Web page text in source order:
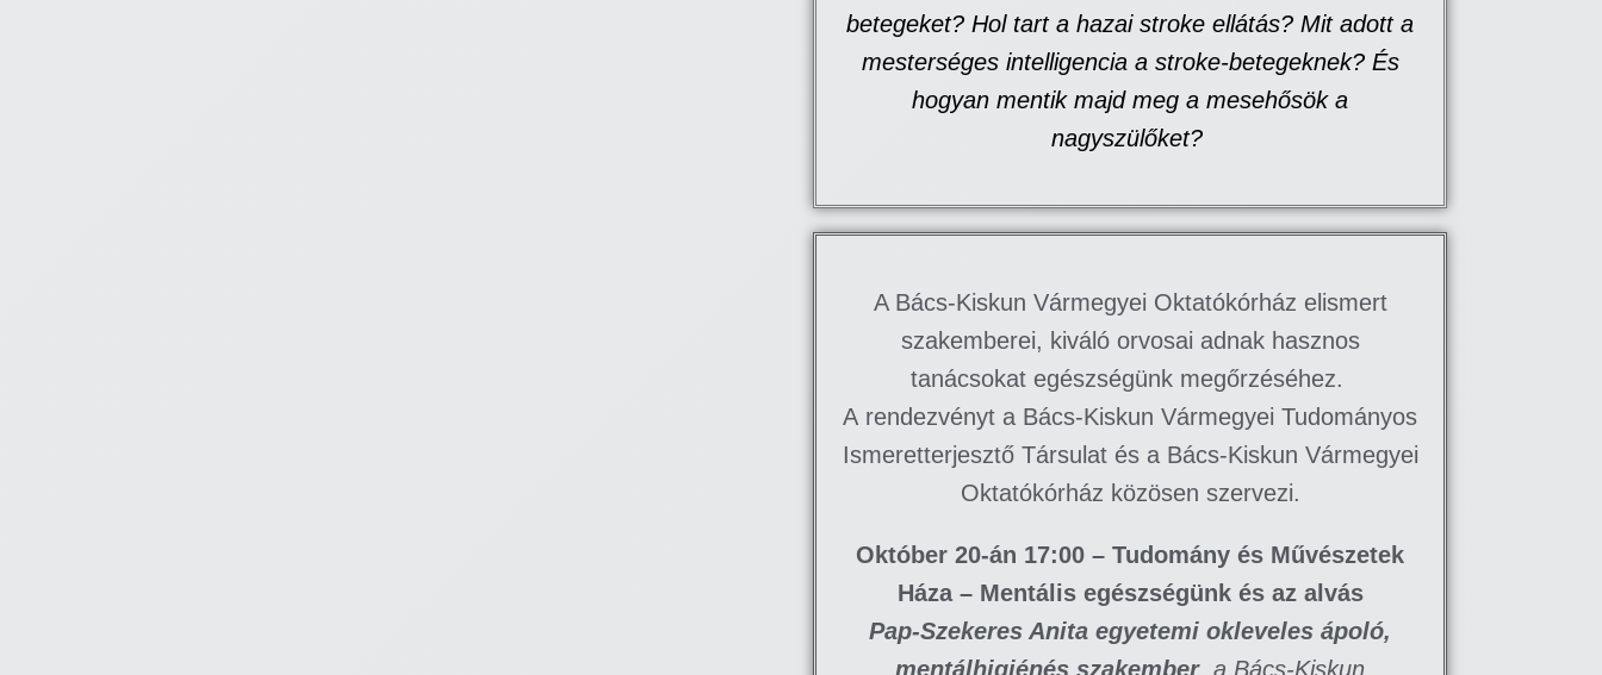
betegeket? Hol tart a hazai stroke ellátás? Mit adott a
mesterséges intelligencia a stroke-betegeknek? És
hogyan mentik majd meg a mesehősök a
nagyszülőket?
A Bács-Kiskun Vármegyei Oktatókórház elismert
szakemberei, kiváló orvosai adnak hasznos
tanácsokat egészségünk megőrzéséhez.
A rendezvényt a Bács-Kiskun Vármegyei Tudományos
Ismeretterjesztő Társulat és a Bács-Kiskun Vármegyei
Oktatókórház közösen szervezi.
Október 20-án 17:00 – Tudomány és Művészetek
Háza – Mentális egészségünk és az alvás
Pap-Szekeres Anita egyetemi okleveles ápoló,
mentálhigiénés szakember, a Bács-Kiskun